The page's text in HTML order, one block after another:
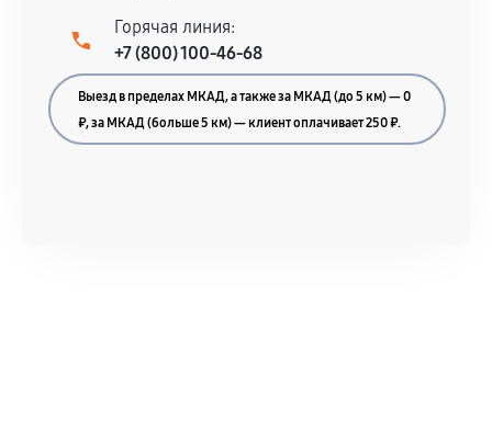
Горячая линия:
+7 (800) 100-46-68
Выезд в пределах МКАД, а также за МКАД (до 5 км) — 0
₽, за МКАД (больше 5 км) — клиент оплачивает 250 ₽.